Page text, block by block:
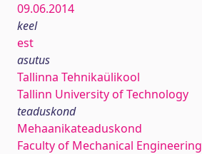
09.06.2014
keel
est
asutus
Tallinna Tehnikaülikool
Tallinn University of Technology
teaduskond
Mehaanikateaduskond
Faculty of Mechanical Engineering